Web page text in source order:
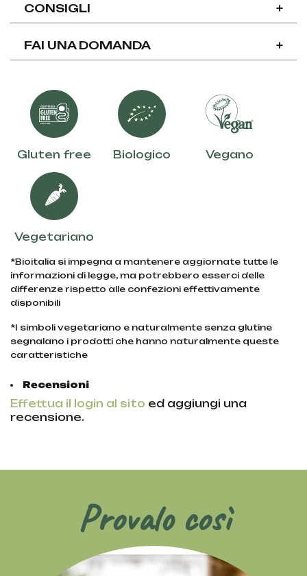
CONSIGLI +
FAI UNA DOMANDA +
Gluten free Biologico Vegano
Vegetariano
*Bioitalia si impegna a mantenere aggiornate tutte le
informazioni di legge, ma potrebbero esserci delle
differenze rispetto alle confezioni effettivamente
disponibili
*I simboli vegetariano e naturalmente senza glutine
segnalano i prodotti che hanno naturalmente queste
caratteristiche
Recensioni
Effettua il login al sito ed aggiungi una
recensione.
Provalo così